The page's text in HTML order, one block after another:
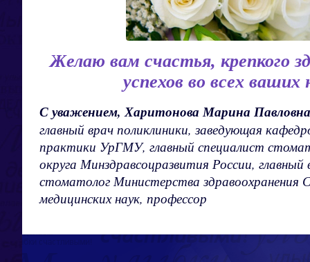
Желаю вам счастья, крепкого
успехов во всех ваших
С уважением, Харитонова Марина Павловна
главный врач поликлиники, заведующая
практики УрГМУ, главный специалист
округа Минздравсоцразвития России,
стоматолог Министерства здравоохранения
медицинских наук, профессор